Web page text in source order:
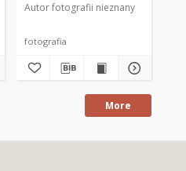
Autor fotografii nieznany
fotografia
More